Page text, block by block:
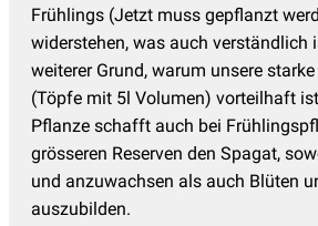
Frühlings (Jetzt muss gepflanzt
widerstehen, was auch verständlich
weiterer Grund, warum unsere
(Töpfe mit 5l Volumen) vorteilhaft
Pflanze schafft auch bei
grösseren Reserven den Spagat,
und anzuwachsen als auch Blüten
auszubilden.